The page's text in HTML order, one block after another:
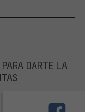
PARA DARTE LA